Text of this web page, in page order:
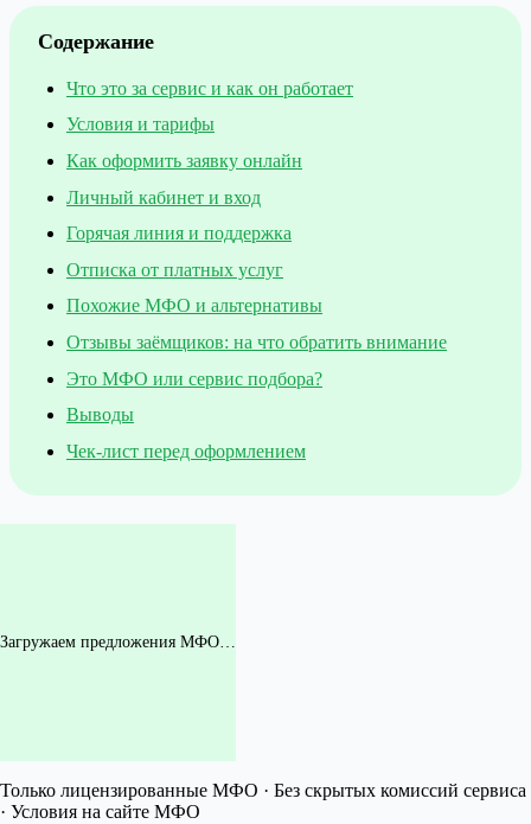
Содержание
Что это за сервис и как он работает
Условия и тарифы
Как оформить заявку онлайн
Личный кабинет и вход
Горячая линия и поддержка
Отписка от платных услуг
Похожие МФО и альтернативы
Отзывы заёмщиков: на что обратить внимание
Это МФО или сервис подбора?
Выводы
Чек-лист перед оформлением
Загружаем предложения МФО…
Только лицензированные МФО · Без скрытых комиссий сервиса
· Условия на сайте МФО